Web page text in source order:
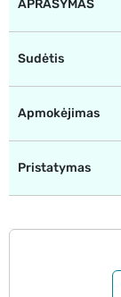
APRAŠYMAS
Sudėtis
Apmokėjimas
Pristatymas